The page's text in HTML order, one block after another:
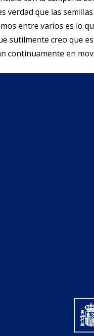
verdad que las
entre varios es lo
sutilmente creo que
continuamente en